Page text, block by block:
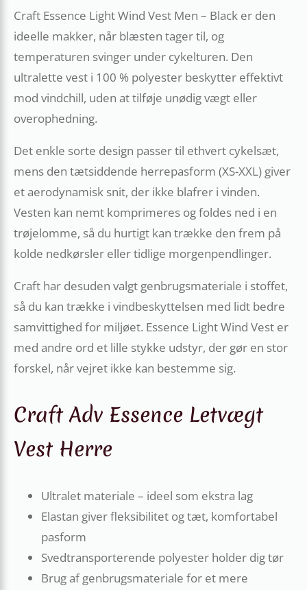
Craft Essence Light Wind Vest Men – Black er den
ideelle makker, når blæsten tager til, og
temperaturen svinger under cykelturen. Den
ultralette vest i 100 % polyester beskytter effektivt
mod vindchill, uden at tilføje unødig vægt eller
overophedning.
Det enkle sorte design passer til ethvert cykelsæt,
mens den tætsiddende herrepasform (XS-XXL) giver
et aerodynamisk snit, der ikke blafrer i vinden.
Vesten kan nemt komprimeres og foldes ned i en
trøjelomme, så du hurtigt kan trække den frem på
kolde nedkørsler eller tidlige morgenpendlinger.
Craft har desuden valgt genbrugsmateriale i stoffet,
så du kan trække i vindbeskyttelsen med lidt bedre
samvittighed for miljøet. Essence Light Wind Vest er
med andre ord et lille stykke udstyr, der gør en stor
forskel, når vejret ikke kan bestemme sig.
Craft Adv Essence Letvægt
Vest Herre
Ultralet materiale – ideel som ekstra lag
Elastan giver fleksibilitet og tæt, komfortabel
pasform
Svedtransporterende polyester holder dig tør
Brug af genbrugsmateriale for et mere